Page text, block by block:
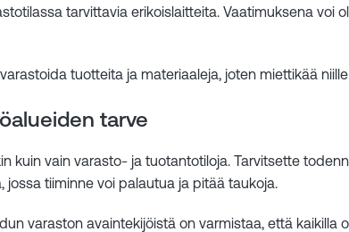
tarvittavia erikoislaitteita. Vaatimuksena
tuotteita ja materiaaleja, joten miettikää
tarve
kuin vain varasto- ja tuotantotiloja. Tarvitsette
jossa tiiminne voi palautua ja pitää taukoja.
varaston avaintekijöistä on varmistaa, että